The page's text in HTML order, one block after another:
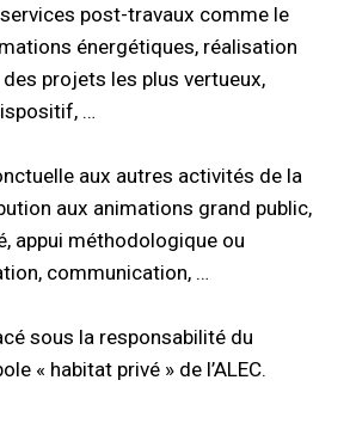
post-travaux comme le
énergétiques, réalisation
projets les plus vertueux,
…
aux autres activités de la
aux animations grand public,
appui méthodologique ou
communication, …
sous la responsabilité du
« habitat privé » de l’ALEC.